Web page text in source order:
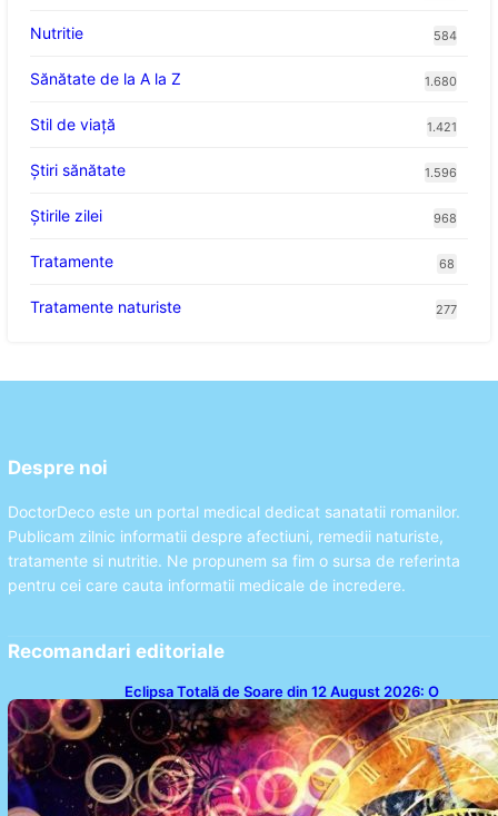
Nutritie 584
Sănătate de la A la Z 1.680
Stil de viaţă 1.421
Ştiri sănătate 1.596
Știrile zilei 968
Tratamente 68
Tratamente naturiste 277
Despre noi
DoctorDeco este un portal medical dedicat sanatatii romanilor.
Publicam zilnic informatii despre afectiuni, remedii naturiste,
tratamente si nutritie. Ne propunem sa fim o sursa de referinta
pentru cei care cauta informatii medicale de incredere.
Recomandari editoriale
Eclipsa Totală de Soare din 12 August 2026: O
Analiză a Impactului asupra Trei Zodii și a Ciclului de
18 Ani